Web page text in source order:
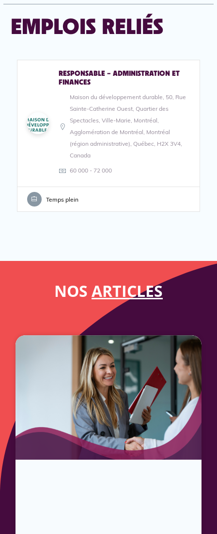
EMPLOIS RELIÉS
RESPONSABLE – ADMINISTRATION ET
FINANCES
Maison du développement durable, 50, Rue
Sainte-Catherine Ouest, Quartier des
Spectacles, Ville-Marie, Montréal,
Agglomération de Montréal, Montréal
(région administrative), Québec, H2X 3V4,
Canada
60 000 - 72 000
Temps plein
NOS ARTICLES